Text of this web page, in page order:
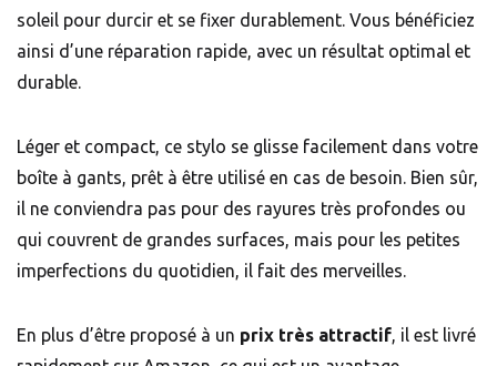
soleil pour durcir et se fixer durablement. Vous bénéficiez
ainsi d’une réparation rapide, avec un résultat optimal et
durable.
Léger et compact, ce stylo se glisse facilement dans votre
boîte à gants, prêt à être utilisé en cas de besoin. Bien sûr,
il ne conviendra pas pour des rayures très profondes ou
qui couvrent de grandes surfaces, mais pour les petites
imperfections du quotidien, il fait des merveilles.
En plus d’être proposé à un prix très attractif, il est livré